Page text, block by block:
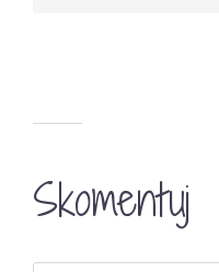
Skomentuj